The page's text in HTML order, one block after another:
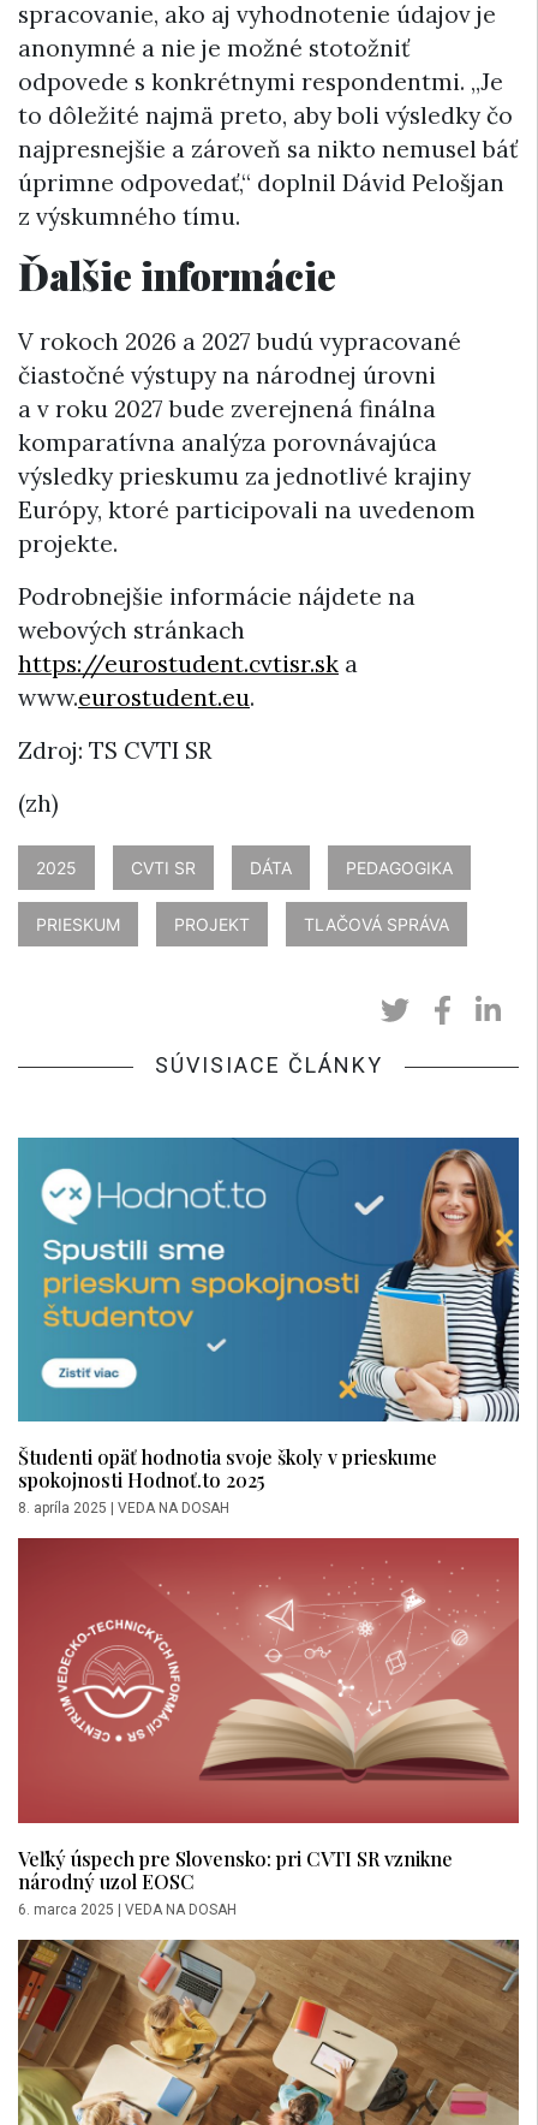
spracovanie, ako aj vyhodnotenie údajov je
anonymné a nie je možné stotožniť
odpovede s konkrétnymi respondentmi. „Je
to dôležité najmä preto, aby boli výsledky čo
najpresnejšie a zároveň sa nikto nemusel báť
úprimne odpovedať,“ doplnil Dávid Pelošjan
z výskumného tímu.
Ďalšie informácie
V rokoch 2026 a 2027 budú vypracované
čiastočné výstupy na národnej úrovni
a v roku 2027 bude zverejnená finálna
komparatívna analýza porovnávajúca
výsledky prieskumu za jednotlivé krajiny
Európy, ktoré participovali na uvedenom
projekte.
Podrobnejšie informácie nájdete na
webových stránkach
https://eurostudent.cvtisr.sk a
www.eurostudent.eu.
Zdroj: TS CVTI SR
(zh)
2025 CVTI SR DÁTA PEDAGOGIKA
PRIESKUM PROJEKT TLAČOVÁ SPRÁVA
SÚVISIACE ČLÁNKY
Študenti opäť hodnotia svoje školy v prieskume
spokojnosti Hodnoť.to 2025
8. apríla 2025 VEDA NA DOSAH
Veľký úspech pre Slovensko: pri CVTI SR vznikne
národný uzol EOSC
6. marca 2025 | VEDA NA DOSAH